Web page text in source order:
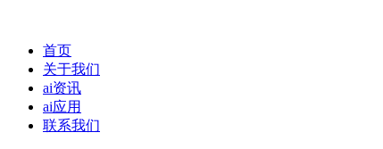
首页
关于我们
ai资讯
ai应用
联系我们